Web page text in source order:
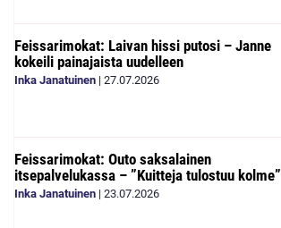
Feissarimokat: Laivan hissi putosi – Janne
kokeili painajaista uudelleen
Inka Janatuinen | 27.07.2026
Feissarimokat: Outo saksalainen
itsepalvelukassa – ”Kuitteja tulostuu kolme”
Inka Janatuinen | 23.07.2026